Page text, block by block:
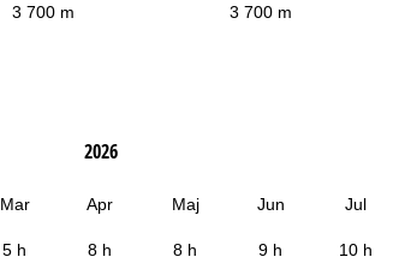
3 700 m 3 700 m
2026
Mar Apr Maj Jun Jul
5 h 8 h 8 h 9 h 10 h